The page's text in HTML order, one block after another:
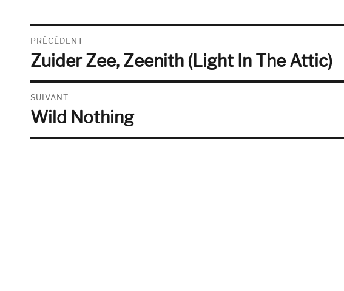
Navigation
de
l’article
PRÉCÉDENT
Publication
Zuider Zee, Zeenith (Light In The Attic)
SUIVANT
Publication
Wild Nothing